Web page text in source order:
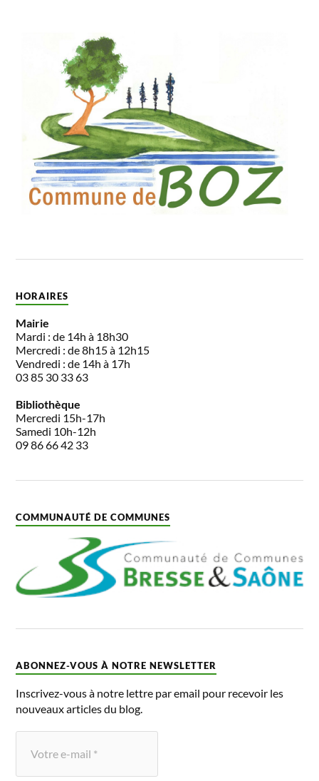
HORAIRES
Mairie
Mardi : de 14h à 18h30
Mercredi : de 8h15 à 12h15
Vendredi : de 14h à 17h
03 85 30 33 63
Bibliothèque
Mercredi 15h-17h
Samedi 10h-12h
09 86 66 42 33
COMMUNAUTÉ DE COMMUNES
ABONNEZ-VOUS À NOTRE NEWSLETTER
Inscrivez-vous à notre lettre par email pour recevoir les
nouveaux articles du blog.